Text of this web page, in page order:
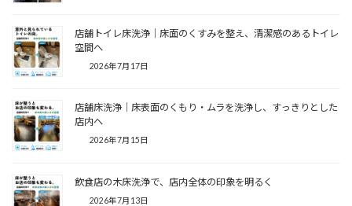
店舗トイレ床洗浄｜床面のくすみを整え、清潔感のあるトイレ
空間へ
2026年7月17日
店舗床洗浄｜床表面のくもり・ムラを洗浄し、すっきりとした
店内へ
2026年7月15日
飲食店の木床洗浄で、店内全体の印象を明るく
2026年7月13日